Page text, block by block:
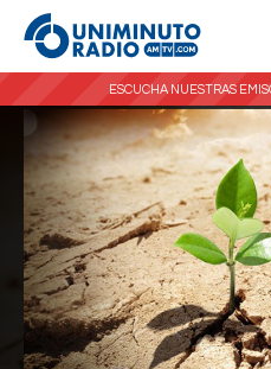
ESCUCHA NUESTRAS